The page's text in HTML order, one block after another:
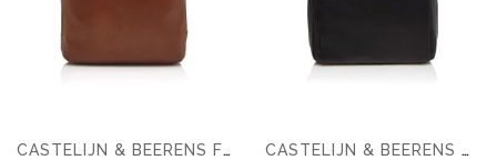
CASTELIJN & BEERENS FIRENZE BUSINESS RUCKSACK 15.6" + TABLET CASTELIJN & BEERENS NAPPA X VICTOR RUCKSACK 15.6''